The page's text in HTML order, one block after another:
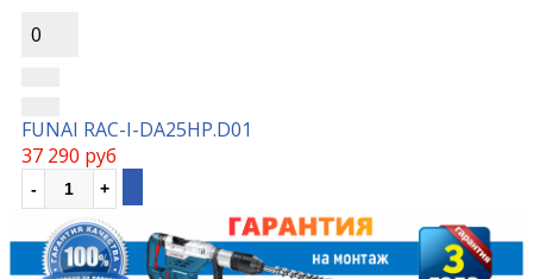
0
FUNAI RAC-I-DA25HP.D01
37 290 руб